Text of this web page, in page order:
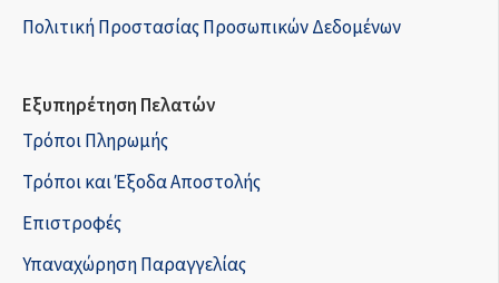
Πολιτική Προστασίας Προσωπικών Δεδομένων
Εξυπηρέτηση Πελατών
Τρόποι Πληρωμής
Τρόποι και Έξοδα Αποστολής
Επιστροφές
Υπαναχώρηση Παραγγελίας